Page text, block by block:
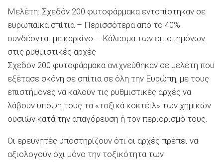
Μελέτη: Σχεδόν 200 φυτοφάρμακα εντοπίστηκαν σε
ευρωπαϊκά σπίτια – Περισσότερα από το 40%
συνδέονται με καρκίνο – Κάλεσμα των επιστημόνων
στις ρυθμιστικές αρχές
Σχεδόν 200 φυτοφάρμακα ανιχνεύθηκαν σε μελέτη που
εξέτασε σκόνη σε σπίτια σε όλη την Ευρώπη, με τους
επιστήμονες να καλούν τις ρυθμιστικές αρχές να
λάβουν υπόψη τους τα «τοξικά κοκτέιλ» των χημικών
ουσιών κατά την απαγόρευση ή τον περιορισμό τους.
Οι ερευνητές υποστηρίζουν ότι οι αρχές πρέπει να
αξιολογούν όχι μόνο την τοξικότητα των